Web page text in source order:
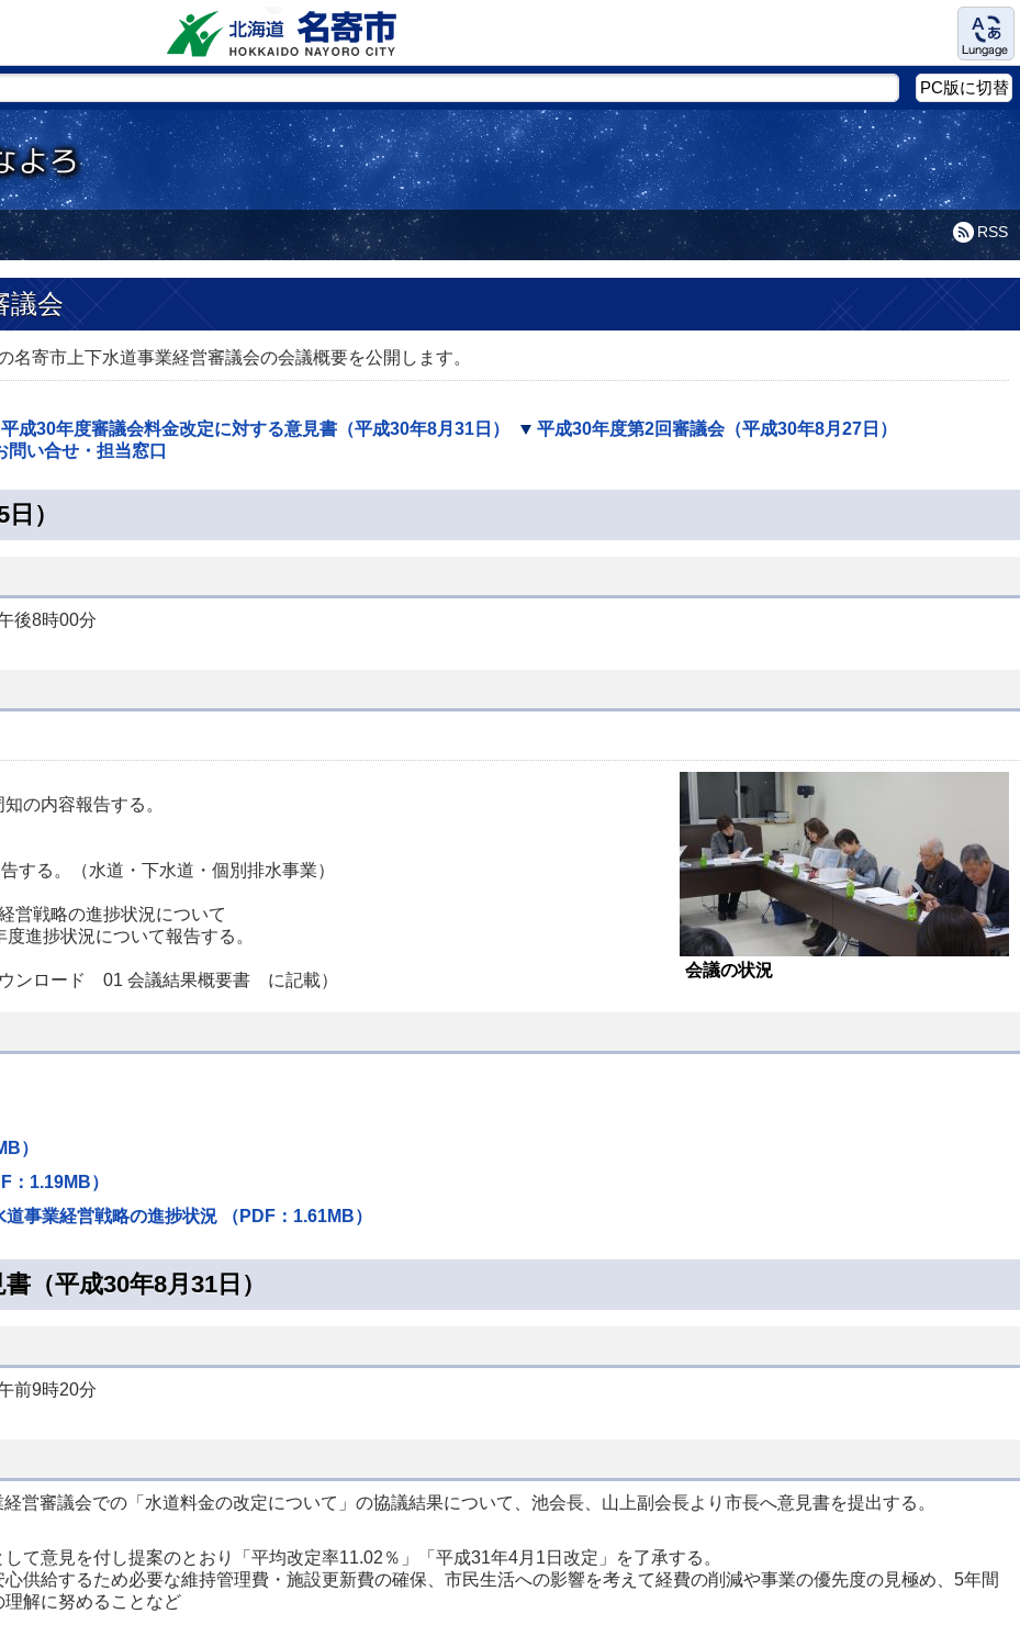
Language
PC版に切替
RSS
議会
名寄市上下水道事業経営審議会の会議概要を公開します。
平成30年度審議会料金改定に対する意見書（平成30年8月31日）
平成30年度第2回審議会（平成30年8月27日）
問い合せ・担当窓口
）
後8時00分
会議の状況
の内容報告する。
する。（水道・下水道・個別排水事業）
営戦略の進捗状況について
進捗状況について報告する。
ンロード 01 会議結果概要書 に記載）
）
：1.19MB）
事業経営戦略の進捗状況 （PDF：1.61MB）
（平成30年8月31日）
前9時20分
審議会での「水道料金の改定について」の協議結果について、池会長、山上副会長より市長へ意見書を提出する。
て意見を付し提案のとおり「平均改定率11.02％」「平成31年4月1日改定」を了承する。
供給するため必要な維持管理費・施設更新費の確保、市民生活への影響を考えて経費の削減や事業の優先度の見極め、5年間
解に努めることなど